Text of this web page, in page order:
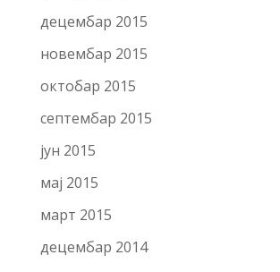
децембар 2015
новембар 2015
октобар 2015
септембар 2015
јун 2015
мај 2015
март 2015
децембар 2014